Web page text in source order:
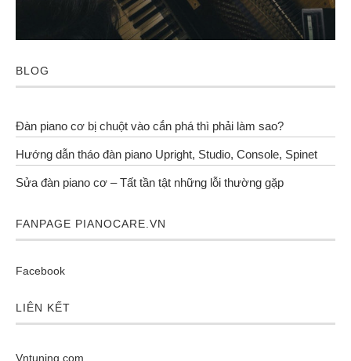
BLOG
Đàn piano cơ bị chuột vào cắn phá thì phải làm sao?
Hướng dẫn tháo đàn piano Upright, Studio, Console, Spinet
Sửa đàn piano cơ – Tất tần tật những lỗi thường gặp
FANPAGE PIANOCARE.VN
Facebook
LIÊN KẾT
Vntuning.com